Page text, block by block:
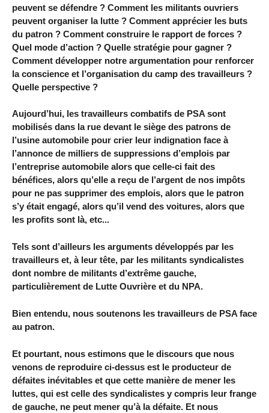
peuvent se défendre ? Comment les militants ouvriers
peuvent organiser la lutte ? Comment apprécier les buts
du patron ? Comment construire le rapport de forces ?
Quel mode d’action ? Quelle stratégie pour gagner ?
Comment développer notre argumentation pour renforcer
la conscience et l’organisation du camp des travailleurs ?
Quelle perspective ?
Aujourd’hui, les travailleurs combatifs de PSA sont
mobilisés dans la rue devant le siège des patrons de
l’usine automobile pour crier leur indignation face à
l’annonce de milliers de suppressions d’emplois par
l’entreprise automobile alors que celle-ci fait des
bénéfices, alors qu’elle a reçu de l’argent de nos impôts
pour ne pas supprimer des emplois, alors que le patron
s’y était engagé, alors qu’il vend des voitures, alors que
les profits sont là, etc...
Tels sont d’ailleurs les arguments développés par les
travailleurs et, à leur tête, par les militants syndicalistes
dont nombre de militants d’extrême gauche,
particulièrement de Lutte Ouvrière et du NPA.
Bien entendu, nous soutenons les travailleurs de PSA face
au patron.
Et pourtant, nous estimons que le discours que nous
venons de reproduire ci-dessus est le producteur de
défaites inévitables et que cette manière de mener les
luttes, qui est celle des syndicalistes y compris leur frange
de gauche, ne peut mener qu’à la défaite. Et nous